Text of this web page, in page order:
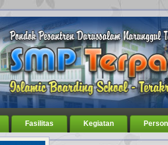
Fasilitas Kegiatan